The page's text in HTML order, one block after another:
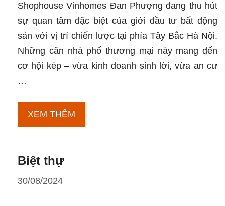
Shophouse Vinhomes Đan Phượng đang thu hút
sự quan tâm đặc biệt của giới đầu tư bất động
sản với vị trí chiến lược tại phía Tây Bắc Hà Nội.
Những căn nhà phố thương mại này mang đến
cơ hội kép – vừa kinh doanh sinh lời, vừa an cư
…
XEM THÊM
Biệt thự
30/08/2024